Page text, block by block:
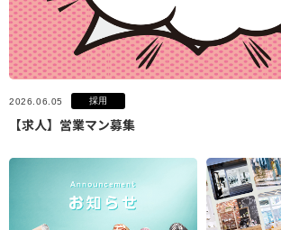
2026.06.05 採用
【求人】営業マン募集